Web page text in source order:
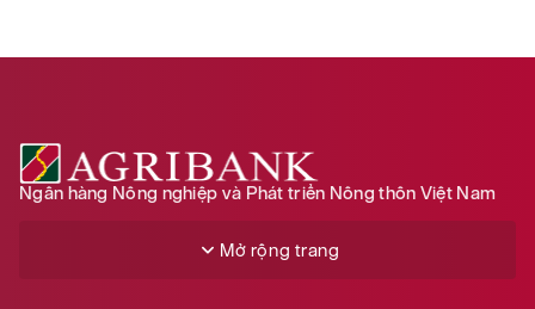
Ngân hàng Nông nghiệp và Phát triển Nông thôn Việt Nam
Mở rộng trang